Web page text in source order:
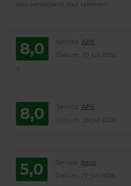
dan vervolgens voor tekenen.
8,0 Service APK
Datum : 29 juli 2026
X
8,0 Service APK
Datum : 28 juli 2026
5,0 Service Airco
Datum : 27 juli 2026